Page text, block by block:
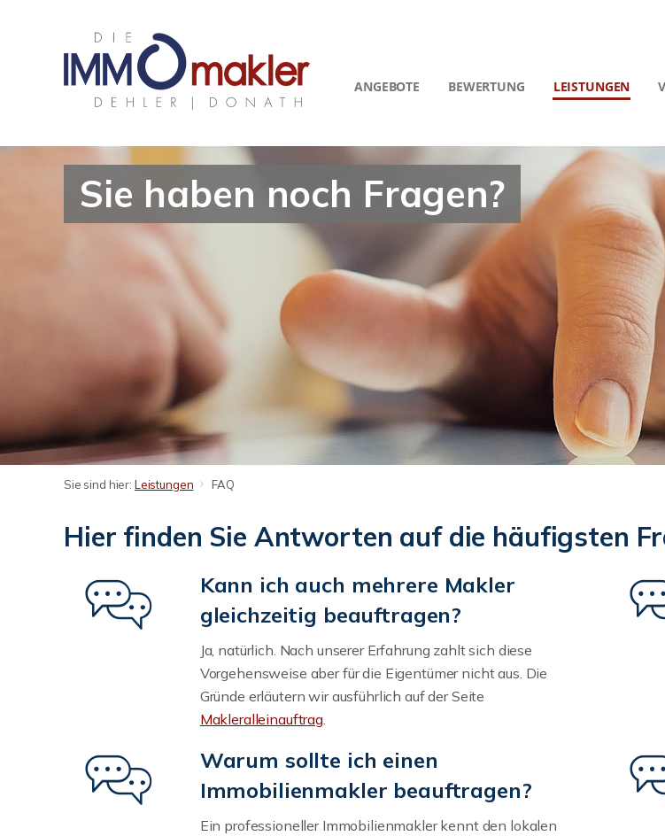
ANGEBOTE BEWERTUNG LEISTUNGEN
Sie haben noch Fragen?
Sie sind hier: Leistungen FAQ
Hier finden Sie Antworten auf die häufigsten
Kann ich auch mehrere Makler
gleichzeitig beauftragen?
Ja, natürlich. Nach unserer Erfahrung zahlt sich diese
Vorgehensweise aber für die Eigentümer nicht aus. Die
Gründe erläutern wir ausführlich auf der Seite
Makleralleinauftrag.
Warum sollte ich einen
Immobilienmakler beauftragen?
Ein professioneller Immobilienmakler kennt den lokalen